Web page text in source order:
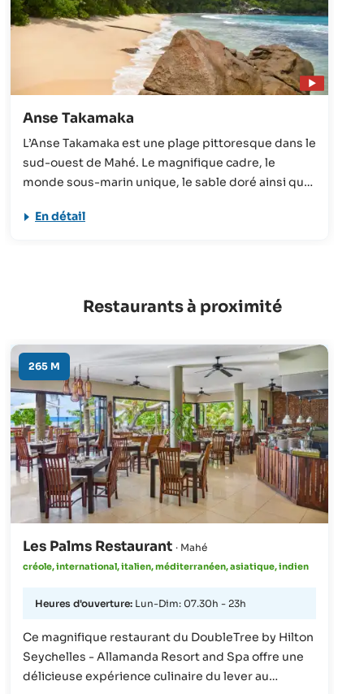
Anse Takamaka
L’Anse Takamaka est une plage pittoresque dans le
sud-ouest de Mahé. Le magnifique cadre, le
monde sous-marin unique, le sable doré ainsi que
donnent d’ailleurs son nom - font de cette plage
En détail
Restaurants à proximité
265 M
Les Palms Restaurant · Mahé
créole, international, italien, méditerranéen, asiatique, indien
Heures d'ouverture: Lun-Dim: 07.30h - 23h
Ce magnifique restaurant du DoubleTree by Hilton
Seychelles - Allamanda Resort and Spa offre une
délicieuse expérience culinaire du lever au